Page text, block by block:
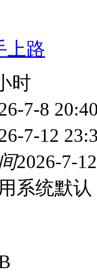
上路
时
7-8
7-12
2026-7-
系统默认